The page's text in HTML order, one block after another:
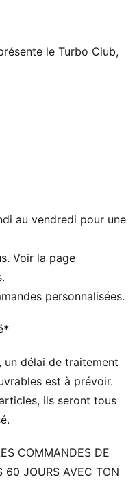
le Turbo Club,
au monde. Elle
un accent particulier
vie à une ligne
silhouette
droite
au vendredi pour une
Voir la page
personnalisées.
un délai de traitement
est à prévoir.
ils seront tous
COMMANDES DE
60 JOURS AVEC TON